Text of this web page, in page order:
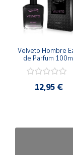
Velveto Hombre
de Parfum
12,95 €